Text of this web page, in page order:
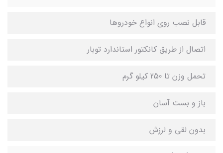
قابل نصب روی انواع خودروها
اتصال از طریق کانکتور استاندارد توبار
تحمل وزن تا 250 کیلو گرم
باز و بست آسان
بدون لقی و لرزش